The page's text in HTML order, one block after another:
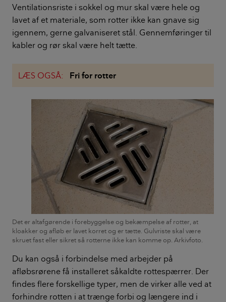
Ventilationsriste i sokkel og mur skal være hele og
lavet af et materiale, som rotter ikke kan gnave sig
igennem, gerne galvaniseret stål. Gennemføringer til
kabler og rør skal være helt tætte.
LÆS OGSÅ: Fri for rotter
Det er altafgørende i forebyggelse og bekæmpelse af rotter, at
kloakker og afløb er lavet korret og er tætte. Gulvriste skal være
skruet fast eller sikret så rotterne ikke kan komme op. Arkivfoto.
Du kan også i forbindelse med arbejder på
afløbsrørene få installeret såkaldte rottespærrer. Der
findes flere forskellige typer, men de virker alle ved at
forhindre rotten i at trænge forbi og længere ind i